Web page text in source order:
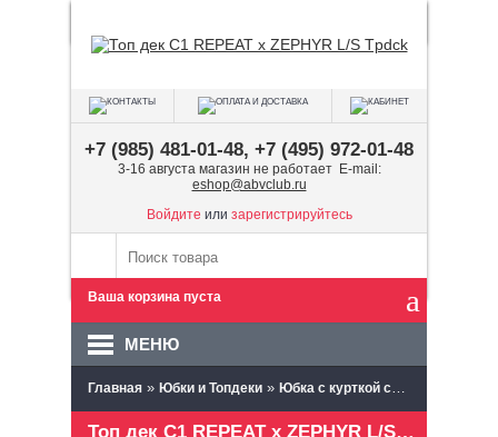
+7 (985) 481-01-48, +7 (495) 972-01-48
3-16 августа магазин не работает E-mail:
eshop@abvclub.ru
Войдите или зарегистрируйтесь
Ваша корзина пуста
МЕНЮ
Главная » Юбки и Топдеки » Юбка с курткой слалом Canoe
Топ дек C1 REPEAT x ZEPHYR L/S Tpdck